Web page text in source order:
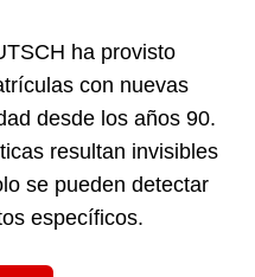
ha provisto
con nuevas
desde los años 90.
resultan invisibles
se pueden detectar
específicos.